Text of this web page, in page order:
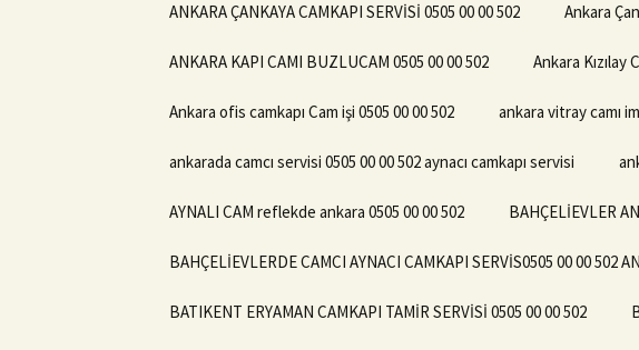
ANKARA ÇANKAYA CAMKAPI SERVİSİ 0505 00 00 502 Ankara
ANKARA KAPI CAMI BUZLUCAM 0505 00 00 502 Ankara Kızılay
Ankara ofis camkapı Cam işi 0505 00 00 502 ankara vitray camı
ankarada camcı servisi 0505 00 00 502 aynacı camkapı servisi
AYNALI CAM reflekde ankara 0505 00 00 502 BAHÇELİEVLER
BAHÇELİEVLERDE CAMCI AYNACI CAMKAPI SERVİS0505 00 00 502
BATIKENT ERYAMAN CAMKAPI TAMİR SERVİSİ 0505 00 00 502